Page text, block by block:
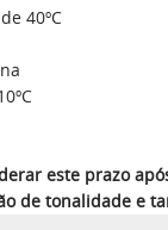
40ºC
este prazo
de tonalidade e